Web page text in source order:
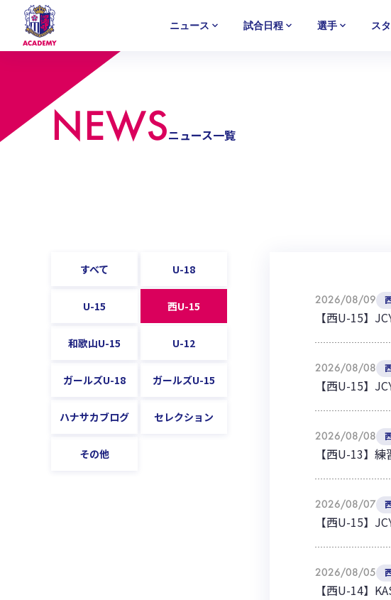
ニュース
NEWS
ニュース
U-12
試合日程
MATCH
試合日程
U-12
選手
PLAYERS
選手
U-12
ス
SELECTION
セレクション
NEWSニュース一覧
すべて U-18
U-15 西U-15
和歌山U-15 U-12
ガールズU-18 ガールズU-15
ハナサカブログ セレクション
その他
2026/08/09
【西U-15】
2026/08/08
【西U-15】
2026/08/08
【西U-13】
2026/08/07
【西U-15】
2026/08/05
【西U-14】